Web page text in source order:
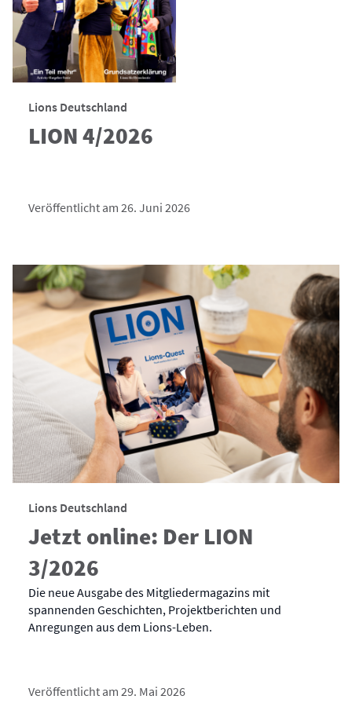
Lions Deutschland
LION 4/2026
Veröffentlicht am 26. Juni 2026
Lions Deutschland
Jetzt online: Der LION
3/2026
Die neue Ausgabe des Mitgliedermagazins mit
spannenden Geschichten, Projektberichten und
Anregungen aus dem Lions-Leben.
Veröffentlicht am 29. Mai 2026